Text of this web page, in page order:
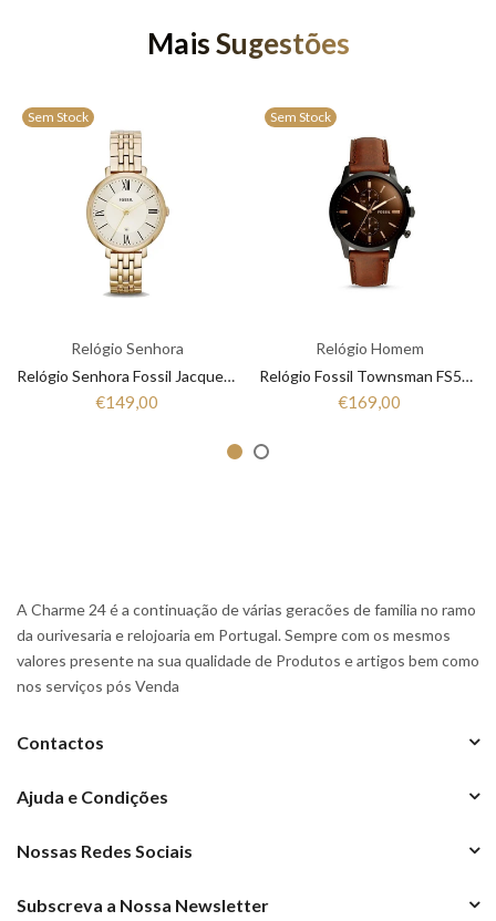
Mais Sugestões
Sem Stock
Relógio Senhora
Relógio Senhora Fossil Jacqueline ES3434
€149,00
Sem Stock
Relógio Homem
Relógio Fossil Townsman FS5437
€169,00
A Charme 24 é a continuação de várias geracões de familia no ramo
da ourivesaria e relojoaria em Portugal. Sempre com os mesmos
valores presente na sua qualidade de Produtos e artigos bem como
nos serviços pós Venda
Contactos
Ajuda e Condições
Nossas Redes Sociais
Subscreva a Nossa Newsletter